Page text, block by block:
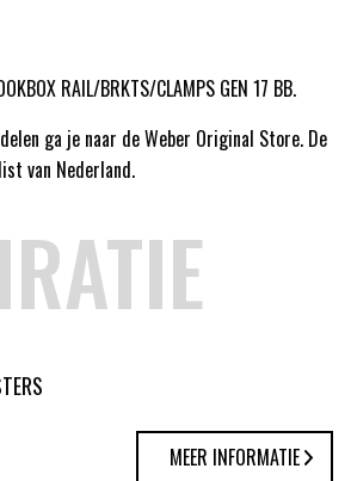
RAIL/BRKTS/CLAMPS GEN 17 BB.
ga je naar de Weber Original Store. De
van Nederland.
MEER INFORMATIE